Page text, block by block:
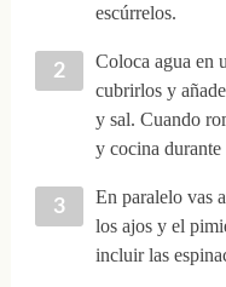
escúrrelos.
Coloca agua en
cubrirlos y
y sal. Cuando
y cocina durante
En paralelo vas
los ajos y el
incluir las